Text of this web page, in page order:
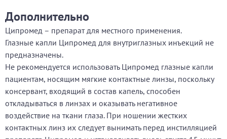
Дополнительно
Ципромед – препарат для местного применения.
Глазные капли Ципромед для внутриглазных инъекций не
предназначены.
Не рекомендуется использовать Ципромед глазные капли
пациентам, носящим мягкие контактные линзы, поскольку
консервант, входящий в состав капель, способен
откладываться в линзах и оказывать негативное
воздействие на ткани глаза. При ношении жестких
контактных линз их следует вынимать перед инстилляцией